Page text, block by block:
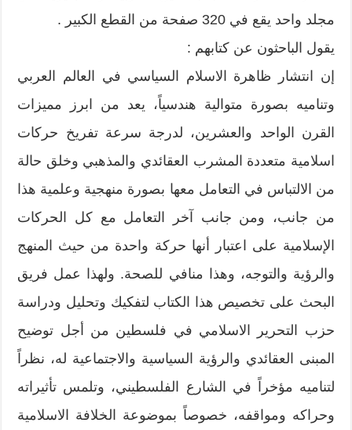
مجلد واحد يقع في 320 صفحة من القطع الكبير .
يقول الباحثون عن كتابهم :
إن انتشار ظاهرة الاسلام السياسي في العالم العربي
وتناميه بصورة متوالية هندسياً، يعد من ابرز مميزات
القرن الواحد والعشرين، لدرجة سرعة تفريخ حركات
اسلامية متعددة المشرب العقائدي والمذهبي وخلق حالة
من الالتباس في التعامل معها بصورة منهجية وعلمية هذا
من جانب، ومن جانب آخر التعامل مع كل الحركات
الإسلامية على اعتبار أنها حركة واحدة من حيث المنهج
والرؤية والتوجه، وهذا منافي للصحة. ولهذا عمل فريق
البحث على تخصيص هذا الكتاب لتفكيك وتحليل ودراسة
حزب التحرير الاسلامي في فلسطين من أجل توضيح
المبنى العقائدي والرؤية السياسية والاجتماعية له، نظراً
لتناميه مؤخراً في الشارع الفلسطيني، وتلمس تأثيراته
وحراكه ومواقفه، خصوصاً بموضوعة الخلافة الاسلامية